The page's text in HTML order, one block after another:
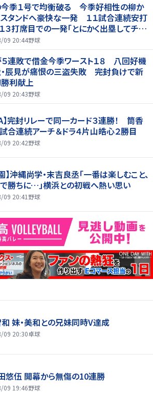
季１号で均衡破る 今季好相性の柳か
タンドへ豪快な一発 １１試合連続安打
３打席目での一発「とにかく出塁してチャ
クしようと」
09 20:44野球
連敗で借金今季ワースト１８ 八回好機
辰見が痛恨の三盗失敗 完封負けで新
利献上
09 20:43野球
】完封リレーで同一カード３連勝！ 筒香
合連続アーチ＆ドラ４片山皓心２勝目
09 20:42野球
】沖縄尚学・末吉良丞「一番は楽しむこと、
勝ちに…」横浜との初戦へ熱い思い
09 20:41 野球
妹・美和との兄妹同時V達成
09 20:30卓球
悠伍 開幕から無傷の10連勝
09 19:46野球